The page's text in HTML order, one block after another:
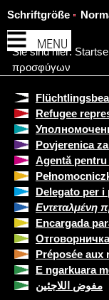
MENU
Schriftgröße
Sie sind hier:
προσφύγων
Refugee
Povjerenica
Agentă
Delegato per
Εντεταλμένη
Encargada
Préposée aux
E ngarkuara
مفوض اللاجئين